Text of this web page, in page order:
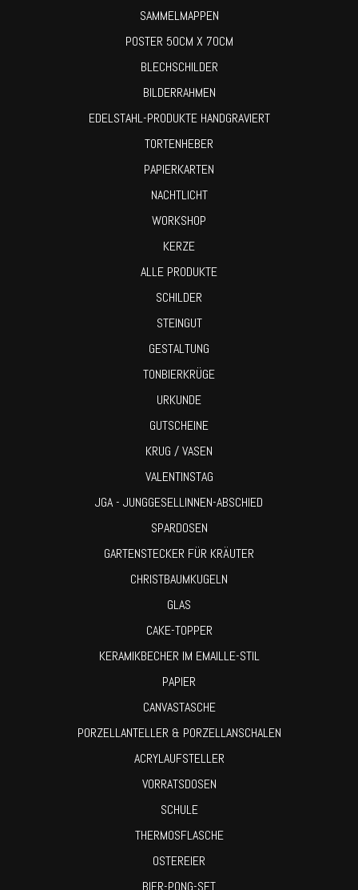
SAMMELMAPPEN
POSTER 50CM X 70CM
BLECHSCHILDER
BILDERRAHMEN
EDELSTAHL-PRODUKTE HANDGRAVIERT
TORTENHEBER
PAPIERKARTEN
NACHTLICHT
WORKSHOP
KERZE
ALLE PRODUKTE
SCHILDER
STEINGUT
GESTALTUNG
TONBIERKRÜGE
URKUNDE
GUTSCHEINE
KRUG / VASEN
VALENTINSTAG
JGA - JUNGGESELLINNEN-ABSCHIED
SPARDOSEN
GARTENSTECKER FÜR KRÄUTER
CHRISTBAUMKUGELN
GLAS
CAKE-TOPPER
KERAMIKBECHER IM EMAILLE-STIL
PAPIER
CANVASTASCHE
PORZELLANTELLER & PORZELLANSCHALEN
ACRYLAUFSTELLER
VORRATSDOSEN
SCHULE
THERMOSFLASCHE
OSTEREIER